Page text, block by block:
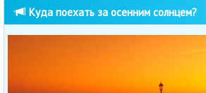
Куда поехать за осенним солнцем?